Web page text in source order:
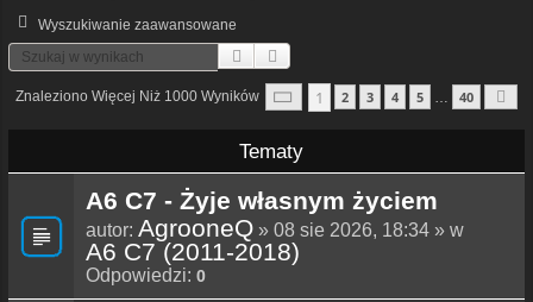
Wyszukiwanie zaawansowane
Szukaj
Znaleziono Więcej Niż 1000 Wyników Strona1 40
1 2 3 4 5 40
Tematy
A6 C7 - Żyje własnym życiem
autor: AgrooneQ » 08 sie 2026, 18:34 » w
A6 C7 (2011-2018)
Odpowiedzi: 0